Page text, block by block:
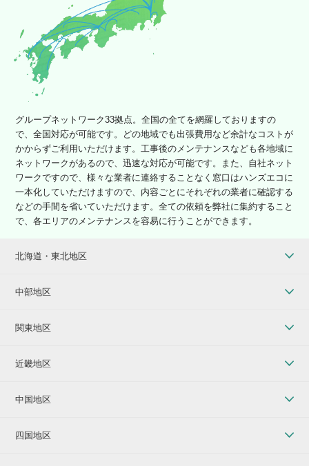
グループネットワーク33拠点。全国の全てを網羅しておりますの
で、全国対応が可能です。どの地域でも出張費用など余計なコストが
かからずご利用いただけます。工事後のメンテナンスなども各地域に
ネットワークがあるので、迅速な対応が可能です。また、自社ネット
ワークですので、様々な業者に連絡することなく窓口はハンズエコに
一本化していただけますので、内容ごとにそれぞれの業者に確認する
などの手間を省いていただけます。全ての依頼を弊社に集約すること
で、各エリアのメンテナンスを容易に行うことができます。
北海道・東北地区
中部地区
関東地区
近畿地区
中国地区
四国地区